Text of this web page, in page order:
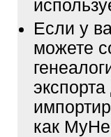
Если у
можете
как